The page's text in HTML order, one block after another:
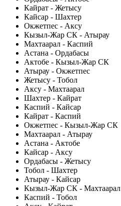
Кайрат - Жетысу
Кайсар - Шахтер
Окжетпес - Аксу
Кызыл-Жар СК - Атырау
Махтаарал - Каспий
Астана - Ордабасы
Актобе - Кызыл-Жар СК
Атырау - Окжетпес
Жетысу - Тобол
Аксу - Махтаарал
Шахтер - Кайрат
Каспий - Кайсар
Кайрат - Каспий
Окжетпес - Кызыл-Жар СК
Махтаарал - Атырау
Астана - Актобе
Кайсар - Аксу
Ордабасы - Жетысу
Тобол - Шахтер
Атырау - Кайсар
Кызыл-Жар СК - Махтаарал
Каспий - Тобол